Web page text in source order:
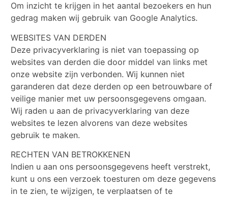
Om inzicht te krijgen in het aantal bezoekers en hun
gedrag maken wij gebruik van Google Analytics.
WEBSITES VAN DERDEN
Deze privacyverklaring is niet van toepassing op
websites van derden die door middel van links met
onze website zijn verbonden. Wij kunnen niet
garanderen dat deze derden op een betrouwbare of
veilige manier met uw persoonsgegevens omgaan.
Wij raden u aan de privacyverklaring van deze
websites te lezen alvorens van deze websites
gebruik te maken.
RECHTEN VAN BETROKKENEN
Indien u aan ons persoonsgegevens heeft verstrekt,
kunt u ons een verzoek toesturen om deze gegevens
in te zien, te wijzigen, te verplaatsen of te